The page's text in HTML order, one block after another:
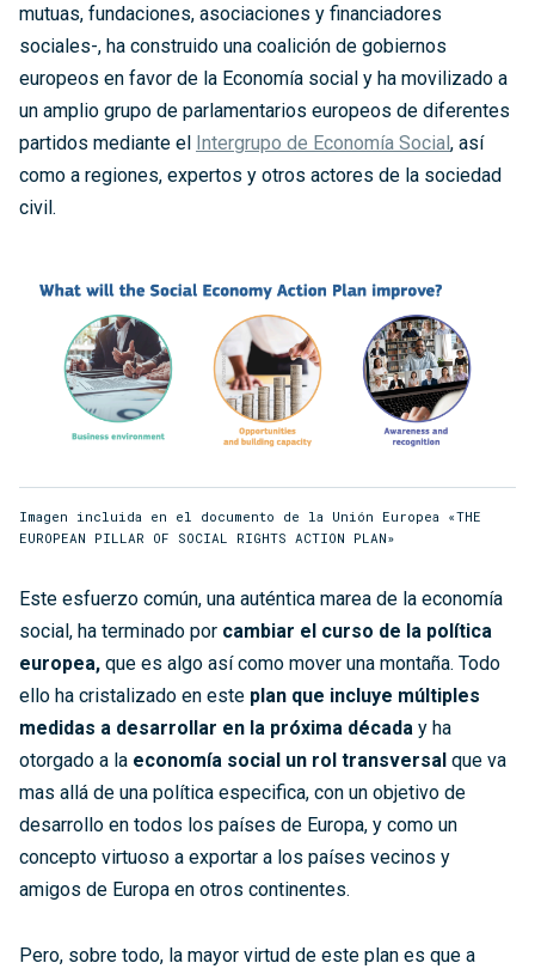
mutuas, fundaciones, asociaciones y financiadores
sociales-, ha construido una coalición de gobiernos
europeos en favor de la Economía social y ha movilizado a
un amplio grupo de parlamentarios europeos de diferentes
partidos mediante el Intergrupo de Economía Social, así
como a regiones, expertos y otros actores de la sociedad
civil.
Imagen incluida en el documento de la Unión Europea «THE
EUROPEAN PILLAR OF SOCIAL RIGHTS ACTION PLAN»
Este esfuerzo común, una auténtica marea de la economía
social, ha terminado por cambiar el curso de la política
europea, que es algo así como mover una montaña. Todo
ello ha cristalizado en este plan que incluye múltiples
medidas a desarrollar en la próxima década y ha
otorgado a la economía social un rol transversal que va
mas allá de una política especifica, con un objetivo de
desarrollo en todos los países de Europa, y como un
concepto virtuoso a exportar a los países vecinos y
amigos de Europa en otros continentes.
Pero, sobre todo, la mayor virtud de este plan es que a